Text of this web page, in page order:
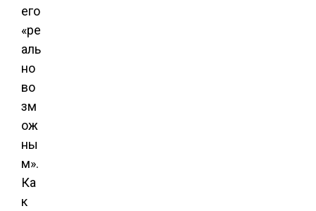
его
«ре
аль
но
во
зм
ож
ны
м».
Ка
к